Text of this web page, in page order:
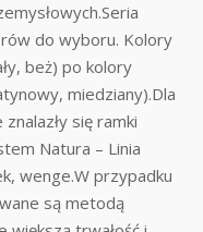
do wyboru. Kolory
beż) po kolory
miedziany).Dla
się ramki
Natura – Linia
wenge.W przypadku
są metodą